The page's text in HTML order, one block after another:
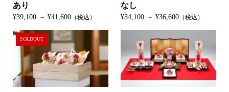
あり
¥39,100 ～ ¥41,600（税込）
なし
¥34,100 ～ ¥36,600 （税込）
SOLDOUT